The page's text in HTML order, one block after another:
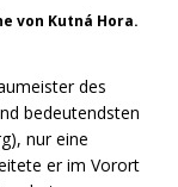
von Kutná Hora.
des
bedeutendsten
nur eine
er im Vorort